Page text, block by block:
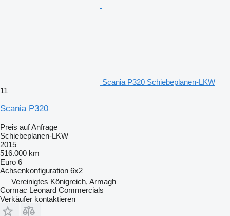
Scania P320 Schiebeplanen-LKW
11
Scania P320
Preis auf Anfrage
Schiebeplanen-LKW
2015
516.000 km
Euro 6
Achsenkonfiguration 6x2
Vereinigtes Königreich, Armagh
Cormac Leonard Commercials
Verkäufer kontaktieren